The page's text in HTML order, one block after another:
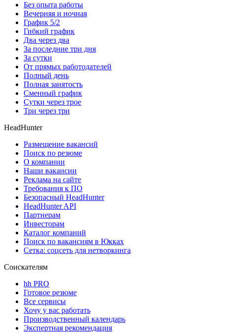
Без опыта работы
Вечерняя и ночная
График 5/2
Гибкий график
Два через два
За последние три дня
За сутки
От прямых работодателей
Полный день
Полная занятость
Сменный график
Сутки через трое
Три через три
HeadHunter
Размещение вакансий
Поиск по резюме
О компании
Наши вакансии
Реклама на сайте
Требования к ПО
Безопасный HeadHunter
HeadHunter API
Партнерам
Инвесторам
Каталог компаний
Поиск по вакансиям в Юкках
Сетка: соцсеть для нетворкинга
Соискателям
hh PRO
Готовое резюме
Все сервисы
Хочу у вас работать
Производственный календарь
Экспертная рекомендация